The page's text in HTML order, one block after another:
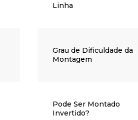
Linha
Grau de Dificuldade da
Montagem
Pode Ser Montado
Invertido?